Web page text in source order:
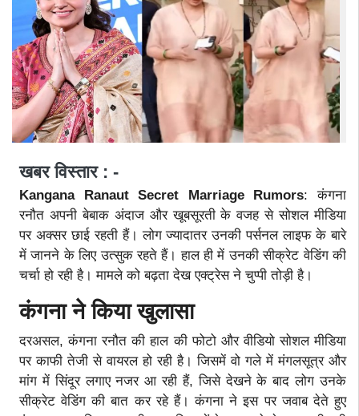
खबर विस्तार : -
Kangana Ranaut Secret Marriage Rumors: कंगना
रनौत अपनी बेबाक अंदाज और खूबसूरती के वजह से सोशल मीडिया
पर अक्सर छाई रहती हैं। लोग ज्यादातर उनकी पर्सनल लाइफ के बारे
में जानने के लिए उत्सुक रहते हैं। हाल ही में उनकी सीक्रेट वेडिंग की
चर्चा हो रही है। मामले को बढ़ता देख एक्ट्रेस ने चुप्पी तोड़ी है।
कंगना ने किया खुलासा
दरअसल, कंगना रनौत की हाल की फोटो और वीडियो सोशल मीडिया
पर काफी तेजी से वायरल हो रही है। जिसमें वो गले में मंगलसूत्र और
मांग में सिंदूर लगाए नजर आ रही हैं, जिसे देखने के बाद लोग उनके
सीक्रेट वेडिंग की बात कर रहे हैं। कंगना ने इस पर जवाब देते हुए